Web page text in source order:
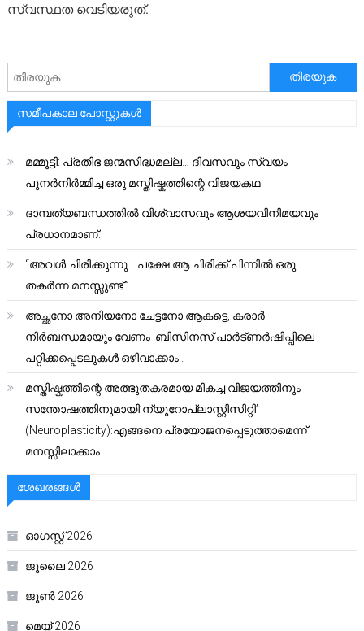
സ്വസ്ഥത വെടിയരുത്.
അനേഷിക്കുക
സമീപകാല പോസ്റ്റുകൾ
മമ്മൂട്ടി: പ്രതിഭ ജന്മസിദ്ധമല്ല… ദിവസവും സ്വയം
പുനർനിർമ്മിച്ച ഒരു മസ്തിഷ്കത്തിന്റെ വിജയകഥ
ദാമ്പത്യബന്ധത്തിൽ വിശ്വാസവും ആശയവിനിമയവും
പ്രധാനമാണ്.
“അവൾ ചിരിക്കുന്നു… പക്ഷേ ആ ചിരിക്ക് പിന്നിൽ ഒരു
തകർന്ന മനസ്സുണ്ട്.”
അച്ഛനോ അനിയനോ ചേട്ടനോ ആകട്ടെ, കരാർ
നിർബന്ധമായും വേണം |ബിസിനസ് പാർട്ണർഷിപ്പിലെ
പറ്റിക്കപ്പെടലുകൾ ഒഴിവാക്കാം..
മസ്തിഷ്കത്തിന്റെ അത്ഭുതകരമായ മികച്ച വിജയത്തിനും
സന്തോഷത്തിനുമായി’ന്യൂറോപ്ലാസ്റ്റിസിറ്റി’
(Neuroplasticity):എങ്ങനെ പ്രയോജനപ്പെടുത്താമെന്ന്
മനസ്സിലാക്കാം.
ശേഖരങ്ങൾ
ഓഗസ്റ്റ്‌ 2026
ജൂലൈ 2026
ജൂൺ 2026
മെയ്‌ 2026